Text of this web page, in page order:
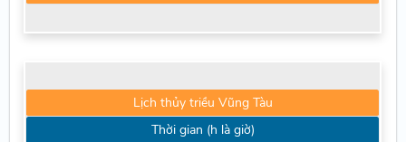
Lịch thủy triều Vũng Tàu
Thời gian (h là giờ)